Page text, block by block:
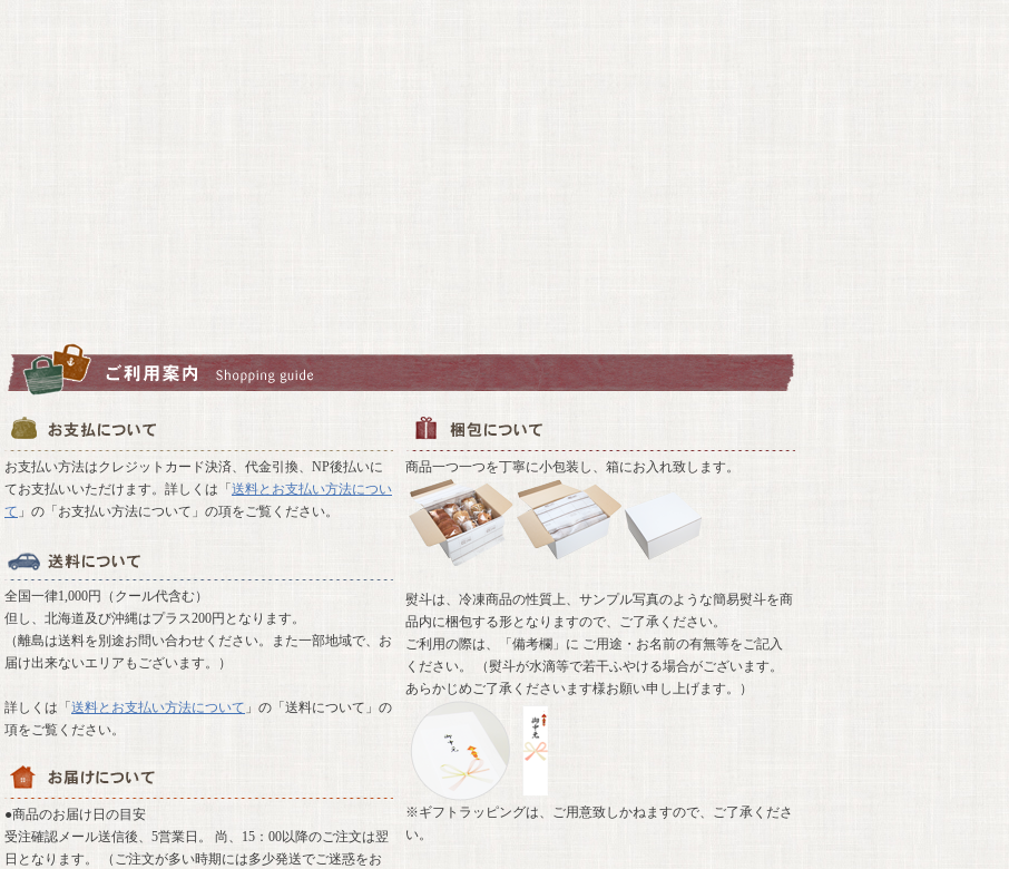
お支払い方法はクレジットカード決済、代金引換、NP後払いに
てお支払いいただけます。詳しくは「 送料とお支払い方法につい
て 」の「お支払い方法について」の項をご覧ください。
全国一律1,000円（クール代含む）
但し、北海道及び沖縄はプラス200円となります。
（離島は送料を別途お問い合わせください。また一部地域で、お
届け出来ないエリアもございます。）
詳しくは「 送料とお支払い方法について 」の「送料について」の
項をご覧ください。
●商品のお届け日の目安
受注確認メール送信後、5営業日。 尚、15：00以降のご注文は翌
日となります。 （ご注文が多い時期には多少発送でご迷惑をお
商品一つ一つを丁寧に小包装し、箱にお入れ致します。
熨斗は、冷凍商品の性質上、サンプル写真のような簡易熨斗を商
品内に梱包する形となりますので、ご了承ください。
ご利用の際は、「備考欄」に ご用途・お名前の有無等をご記入
ください。 （熨斗が水滴等で若干ふやける場合がございます。
あらかじめご了承くださいます様お願い申し上げます。）
※ギフトラッピングは、ご用意致しかねますので、ご了承くださ
い。